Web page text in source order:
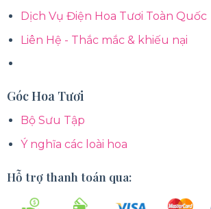
Dịch Vụ Điện Hoa Tươi Toàn Quốc
Liên Hệ - Thắc mắc & khiếu nại
Góc Hoa Tươi
Bộ Sưu Tập
Ý nghĩa các loài hoa
Hỗ trợ thanh toán qua: